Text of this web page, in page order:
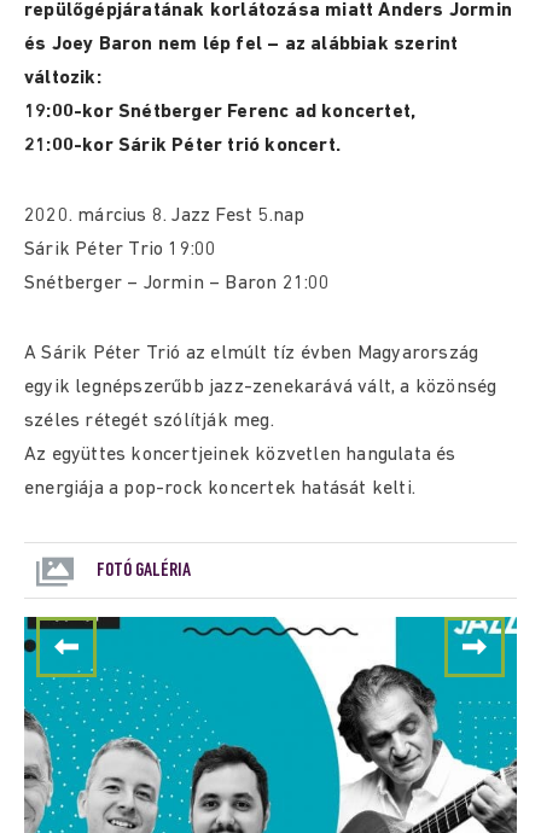
repülőgépjáratának korlátozása miatt Anders Jormin
és Joey Baron nem lép fel – az alábbiak szerint
változik:
19:00-kor Snétberger Ferenc ad koncertet,
21:00-kor Sárik Péter trió koncert.
2020. március 8. Jazz Fest 5.nap
Sárik Péter Trio 19:00
Snétberger – Jormin – Baron 21:00
A Sárik Péter Trió az elmúlt tíz évben Magyarország
egyik legnépszerűbb jazz-zenekarává vált, a közönség
széles rétegét szólítják meg.
Az együttes koncertjeinek közvetlen hangulata és
energiája a pop-rock koncertek hatását kelti.
FOTÓ GALÉRIA